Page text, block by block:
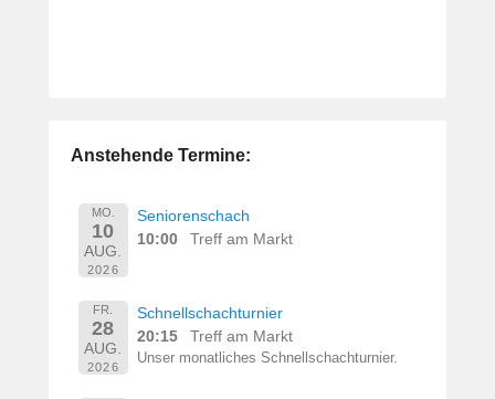
Anstehende Termine:
MO.
10
AUG.
2026
Seniorenschach
10:00
Treff am Markt
FR.
28
AUG.
2026
Schnellschachturnier
20:15
Treff am Markt
Unser monatliches Schnellschachturnier.